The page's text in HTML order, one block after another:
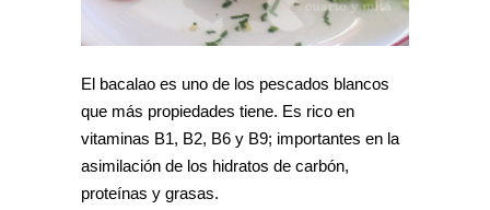
El bacalao es uno de los pescados blancos
que más propiedades tiene. Es rico en
vitaminas B1, B2, B6 y B9; importantes en la
asimilación de los hidratos de carbón,
proteínas y grasas.